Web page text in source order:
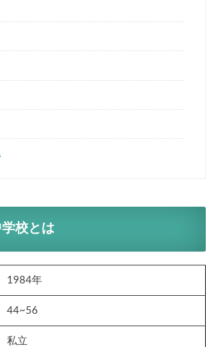
校とは
1984年
44~56
私立